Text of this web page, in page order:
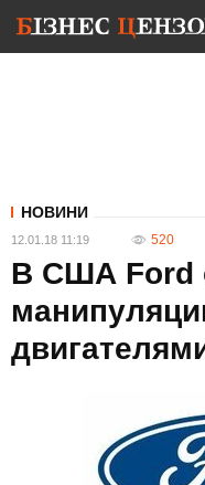
НОВИНИ
12.01.18 11:19 520
В США Ford